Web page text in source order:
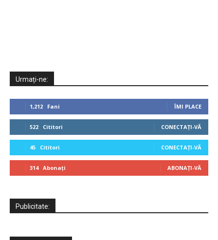
Urmați-ne:
1,212 Fani ÎMI PLACE
522 Cititori CONECTAȚI-VĂ
45 Cititori CONECTAȚI-VĂ
314 Abonați ABONAȚI-VĂ
Publicitate: